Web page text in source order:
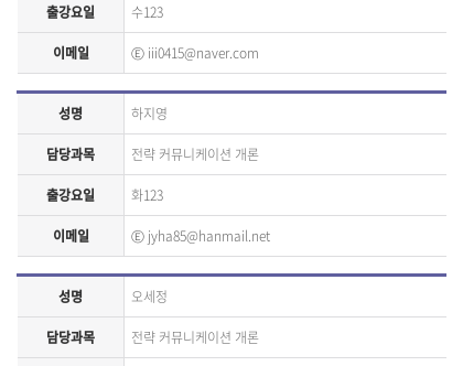
출강요일 수123
이메일 Ⓔ iii0415@naver.com
성명 하지영
담당과목 전략 커뮤니케이션 개론
출강요일 화123
이메일 Ⓔ jyha85@hanmail.net
성명 오세정
담당과목 전략 커뮤니케이션 개론